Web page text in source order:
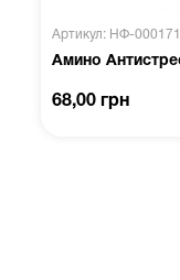
Артикул: НФ-
Амино
68,00 грн